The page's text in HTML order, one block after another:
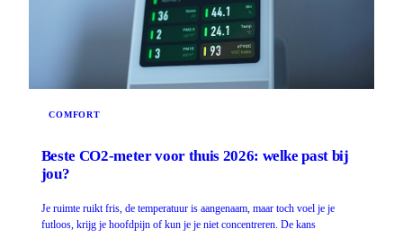
COMFORT
Beste CO2-meter voor thuis 2026: welke past bij
jou?
Je ruimte ruikt fris, de temperatuur is aangenaam, maar toch voel je je
futloos, krijg je hoofdpijn of kun je je niet concentreren. De kans